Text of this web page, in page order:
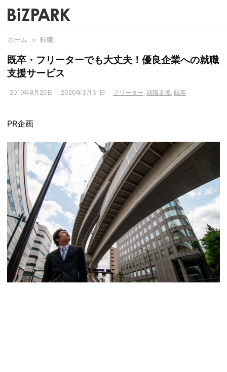
ホーム > 転職
既卒・フリーターでも大丈夫！優良企業への就職
支援サービス
2019年8月20日 2020年3月31日 フリーター, 就職支援, 既卒
PR企画